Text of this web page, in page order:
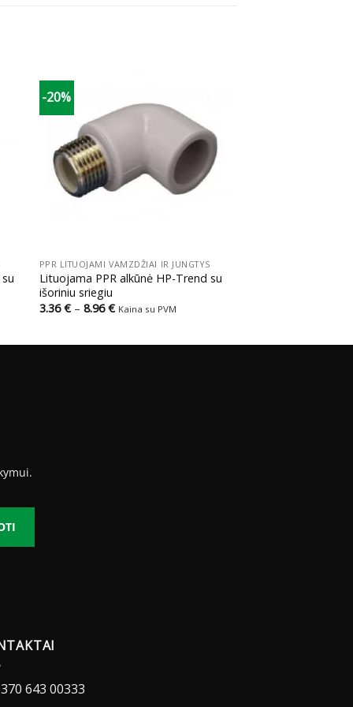
-20%
PPR LITUOJAMI VAMZDŽIAI IR JUNGTYS
Lituojama PPR alkūnė HP-Trend su
išoriniu sriegiu
3.36€ – 8.96€Price
Kaina su PVM
643 00333